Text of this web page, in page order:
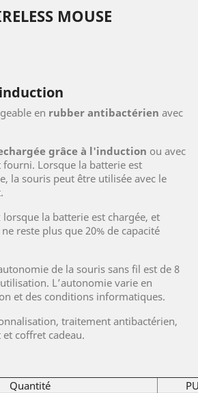
MOUSE
en rubber antibactérien avec
grâce à l'induction ou avec
fourni. Lorsque la batterie est
la souris peut être utilisée avec le
la batterie est chargée, et
reste plus que 20% de capacité
de la souris sans fil est de 8
L’autonomie varie en
et des conditions informatiques.
traitement antibactérien,
coffret cadeau.
Quantité